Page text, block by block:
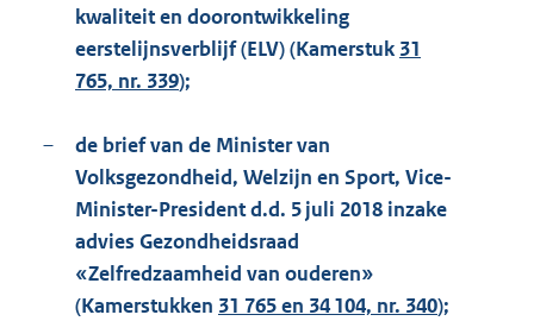
kwaliteit en doorontwikkeling
eerstelijnsverblijf (ELV) (Kamerstuk 31
765, nr. 339);
–
de brief van de Minister van
Volksgezondheid, Welzijn en Sport, Vice-
Minister-President d.d. 5 juli 2018 inzake
advies Gezondheidsraad
«Zelfredzaamheid van ouderen»
(Kamerstukken 31 765 en 34 104, nr. 340);